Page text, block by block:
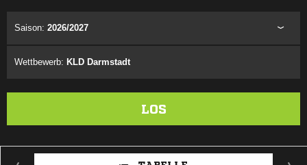
Saison: 2026/2027
Wettbewerb: KLD Darmstadt
LOS